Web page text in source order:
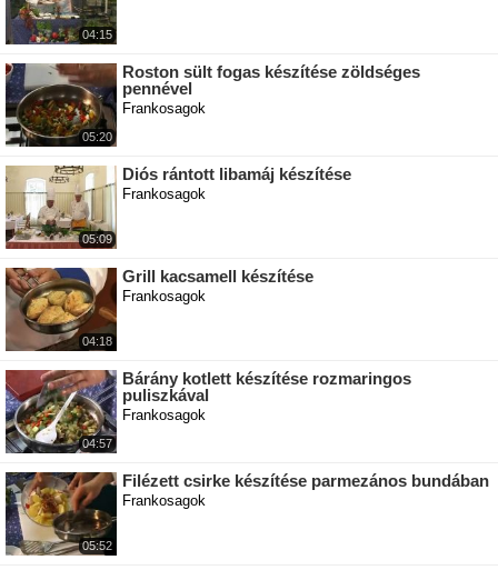
04:15
05:20
Roston sült fogas készítése zöldséges
pennével
Frankosagok
05:09
Diós rántott libamáj készítése
Frankosagok
04:18
Grill kacsamell készítése
Frankosagok
04:57
Bárány kotlett készítése rozmaringos
puliszkával
Frankosagok
05:52
Filézett csirke készítése parmezános bundában
Frankosagok